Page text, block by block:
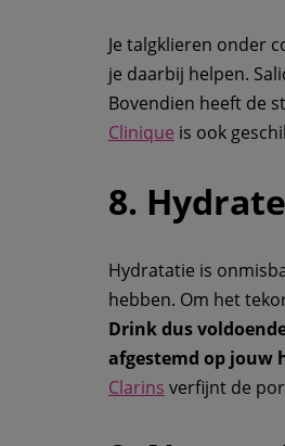
Je talgklieren onder
je daarbij helpen.
Bovendien heeft de
Clinique is ook
8.
Hydratatie is
hebben. Om het
Drink dus
afgestemd op jouw
Clarins verfijnt de